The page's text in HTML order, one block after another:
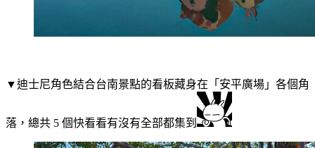
▼迪士尼角色結合台南景點的看板藏身在「安平廣場」各個角
落，總共 5 個快看看有沒有全部都集到